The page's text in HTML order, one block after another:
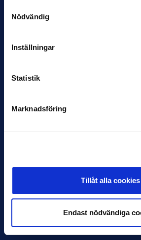
Nödvändig
Inställningar
Statistik
Marknadsföring
Tillåt alla cookies
Endast nödvändiga